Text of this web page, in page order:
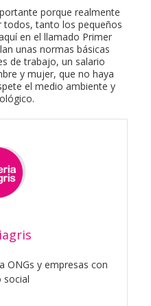
porque realmente
todos, tanto los pequeños
en el llamado Primer
unas normas básicas
de trabajo, un salario
y mujer, que no haya
el medio ambiente y
ONGs y empresas con
social